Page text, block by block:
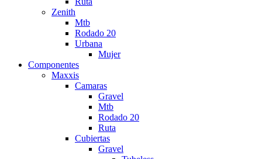
Zenith
Mtb
Rodado 20
Urbana
Mujer
Componentes
Maxxis
Camaras
Gravel
Mtb
Rodado 20
Ruta
Cubiertas
Gravel